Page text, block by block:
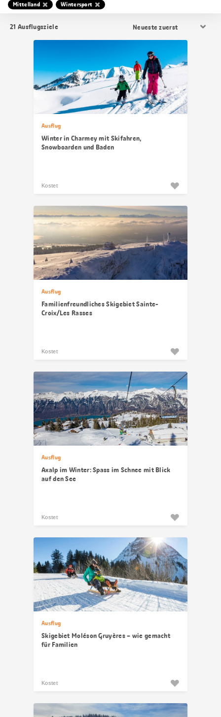
Mittelland Wintersport
21 Ausflugsziele
Sortierung
Ausflug
Winter in Charmey mit Skifahren,
Snowboarden und Baden
Kostet
Ausflug
Familienfreundliches Skigebiet Sainte-
Croix/Les Rasses
Kostet
Ausflug
Axalp im Winter: Spass im Schnee mit Blick
auf den See
Kostet
Ausflug
Skigebiet Moléson Gruyères – wie gemacht
für Familien
Kostet